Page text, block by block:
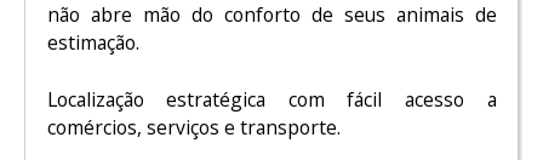
não abre mão do conforto de seus animais de
estimação.
Localização estratégica com fácil acesso a
comércios, serviços e transporte.